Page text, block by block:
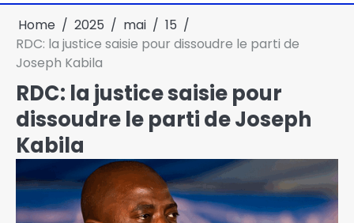
Home 2025 mai
15
RDC: la justice saisie pour dissoudre le parti de
Joseph Kabila
RDC: la justice saisie pour
dissoudre le parti de Joseph
Kabila